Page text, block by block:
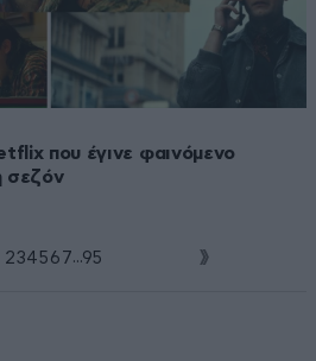
που έγινε φαινόμενο
σεζόν
234 5 6 7...95